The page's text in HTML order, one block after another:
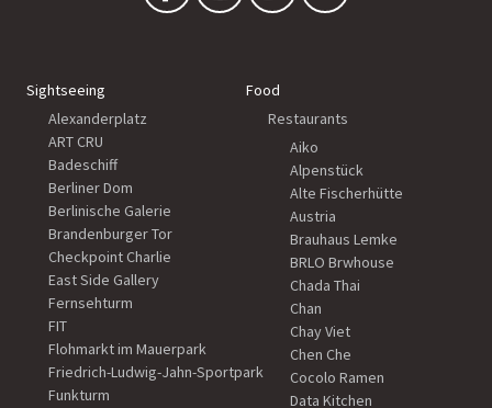
Sightseeing
Alexanderplatz
ART CRU
Badeschiff
Berliner Dom
Berlinische Galerie
Brandenburger Tor
Checkpoint Charlie
East Side Gallery
Fernsehturm
FIT
Flohmarkt im Mauerpark
Friedrich-Ludwig-Jahn-Sportpark
Funkturm
Food
Restaurants
Aiko
Alpenstück
Alte Fischerhütte
Austria
Brauhaus Lemke
BRLO Brwhouse
Chada Thai
Chan
Chay Viet
Chen Che
Cocolo Ramen
Data Kitchen